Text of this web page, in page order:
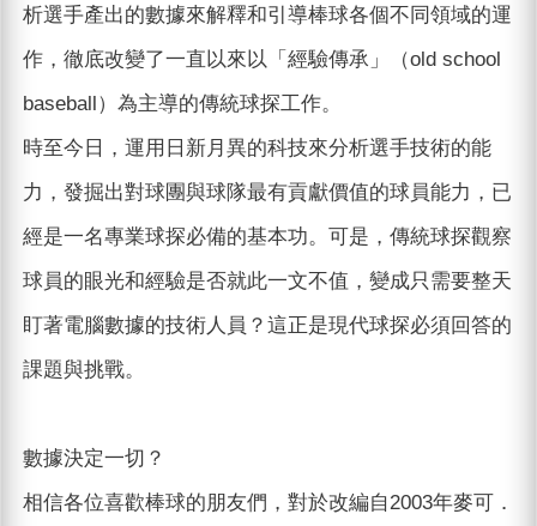
析選手產出的數據來解釋和引導棒球各個不同領域的運
作，徹底改變了一直以來以「經驗傳承」（old school
baseball）為主導的傳統球探工作。
時至今日，運用日新月異的科技來分析選手技術的能
力，發掘出對球團與球隊最有貢獻價值的球員能力，已
經是一名專業球探必備的基本功。可是，傳統球探觀察
球員的眼光和經驗是否就此一文不值，變成只需要整天
盯著電腦數據的技術人員？這正是現代球探必須回答的
課題與挑戰。
數據決定一切？
相信各位喜歡棒球的朋友們，對於改編自2003年麥可．